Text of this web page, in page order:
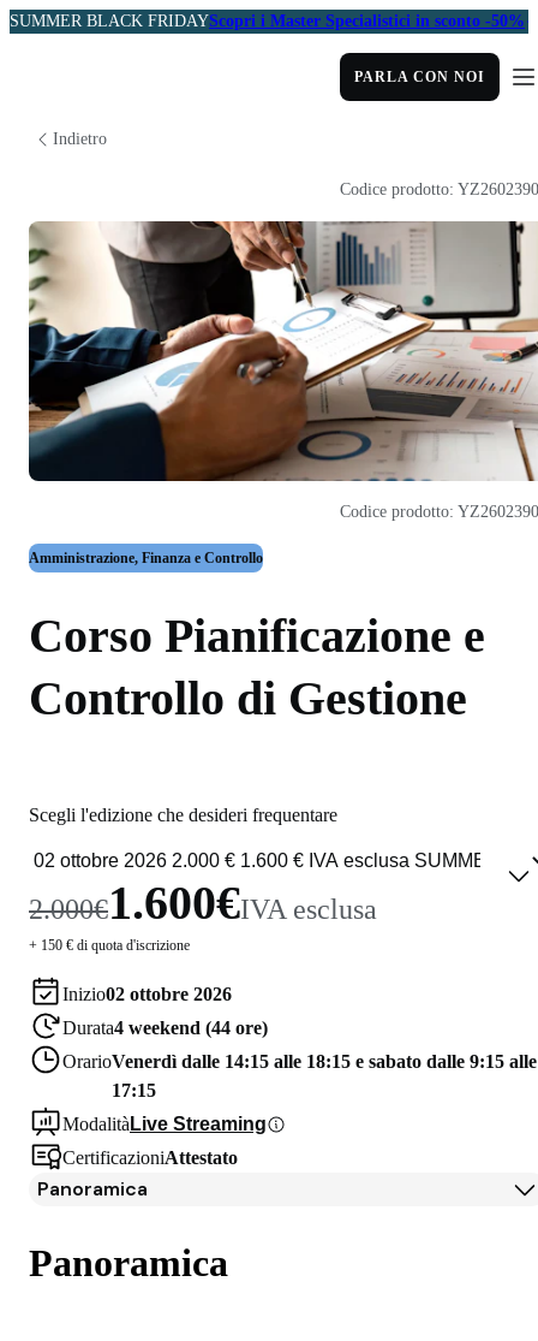
SUMMER BLACK FRIDAYScopri i Master Specialistici in sconto -50%
PARLA CON NOI
Indietro
Amministrazione, Finanza e Controllo
Corso Pianificazione e
Controllo di Gestione
Scegli l'edizione che desideri frequentare
2.000€1.600€IVA esclusa
+ 150 € di quota d'iscrizione
Inizio02 ottobre 2026
Durata4 weekend (44 ore)
OrarioVenerdì dalle 14:15 alle 18:15 e sabato dalle 9:15 alle
17:15
Modalità Live Streaming
CertificazioniAttestato
Codice prodotto:
Codice prodotto:
Panoramica
Docenti
Iscrizione
Panoramica